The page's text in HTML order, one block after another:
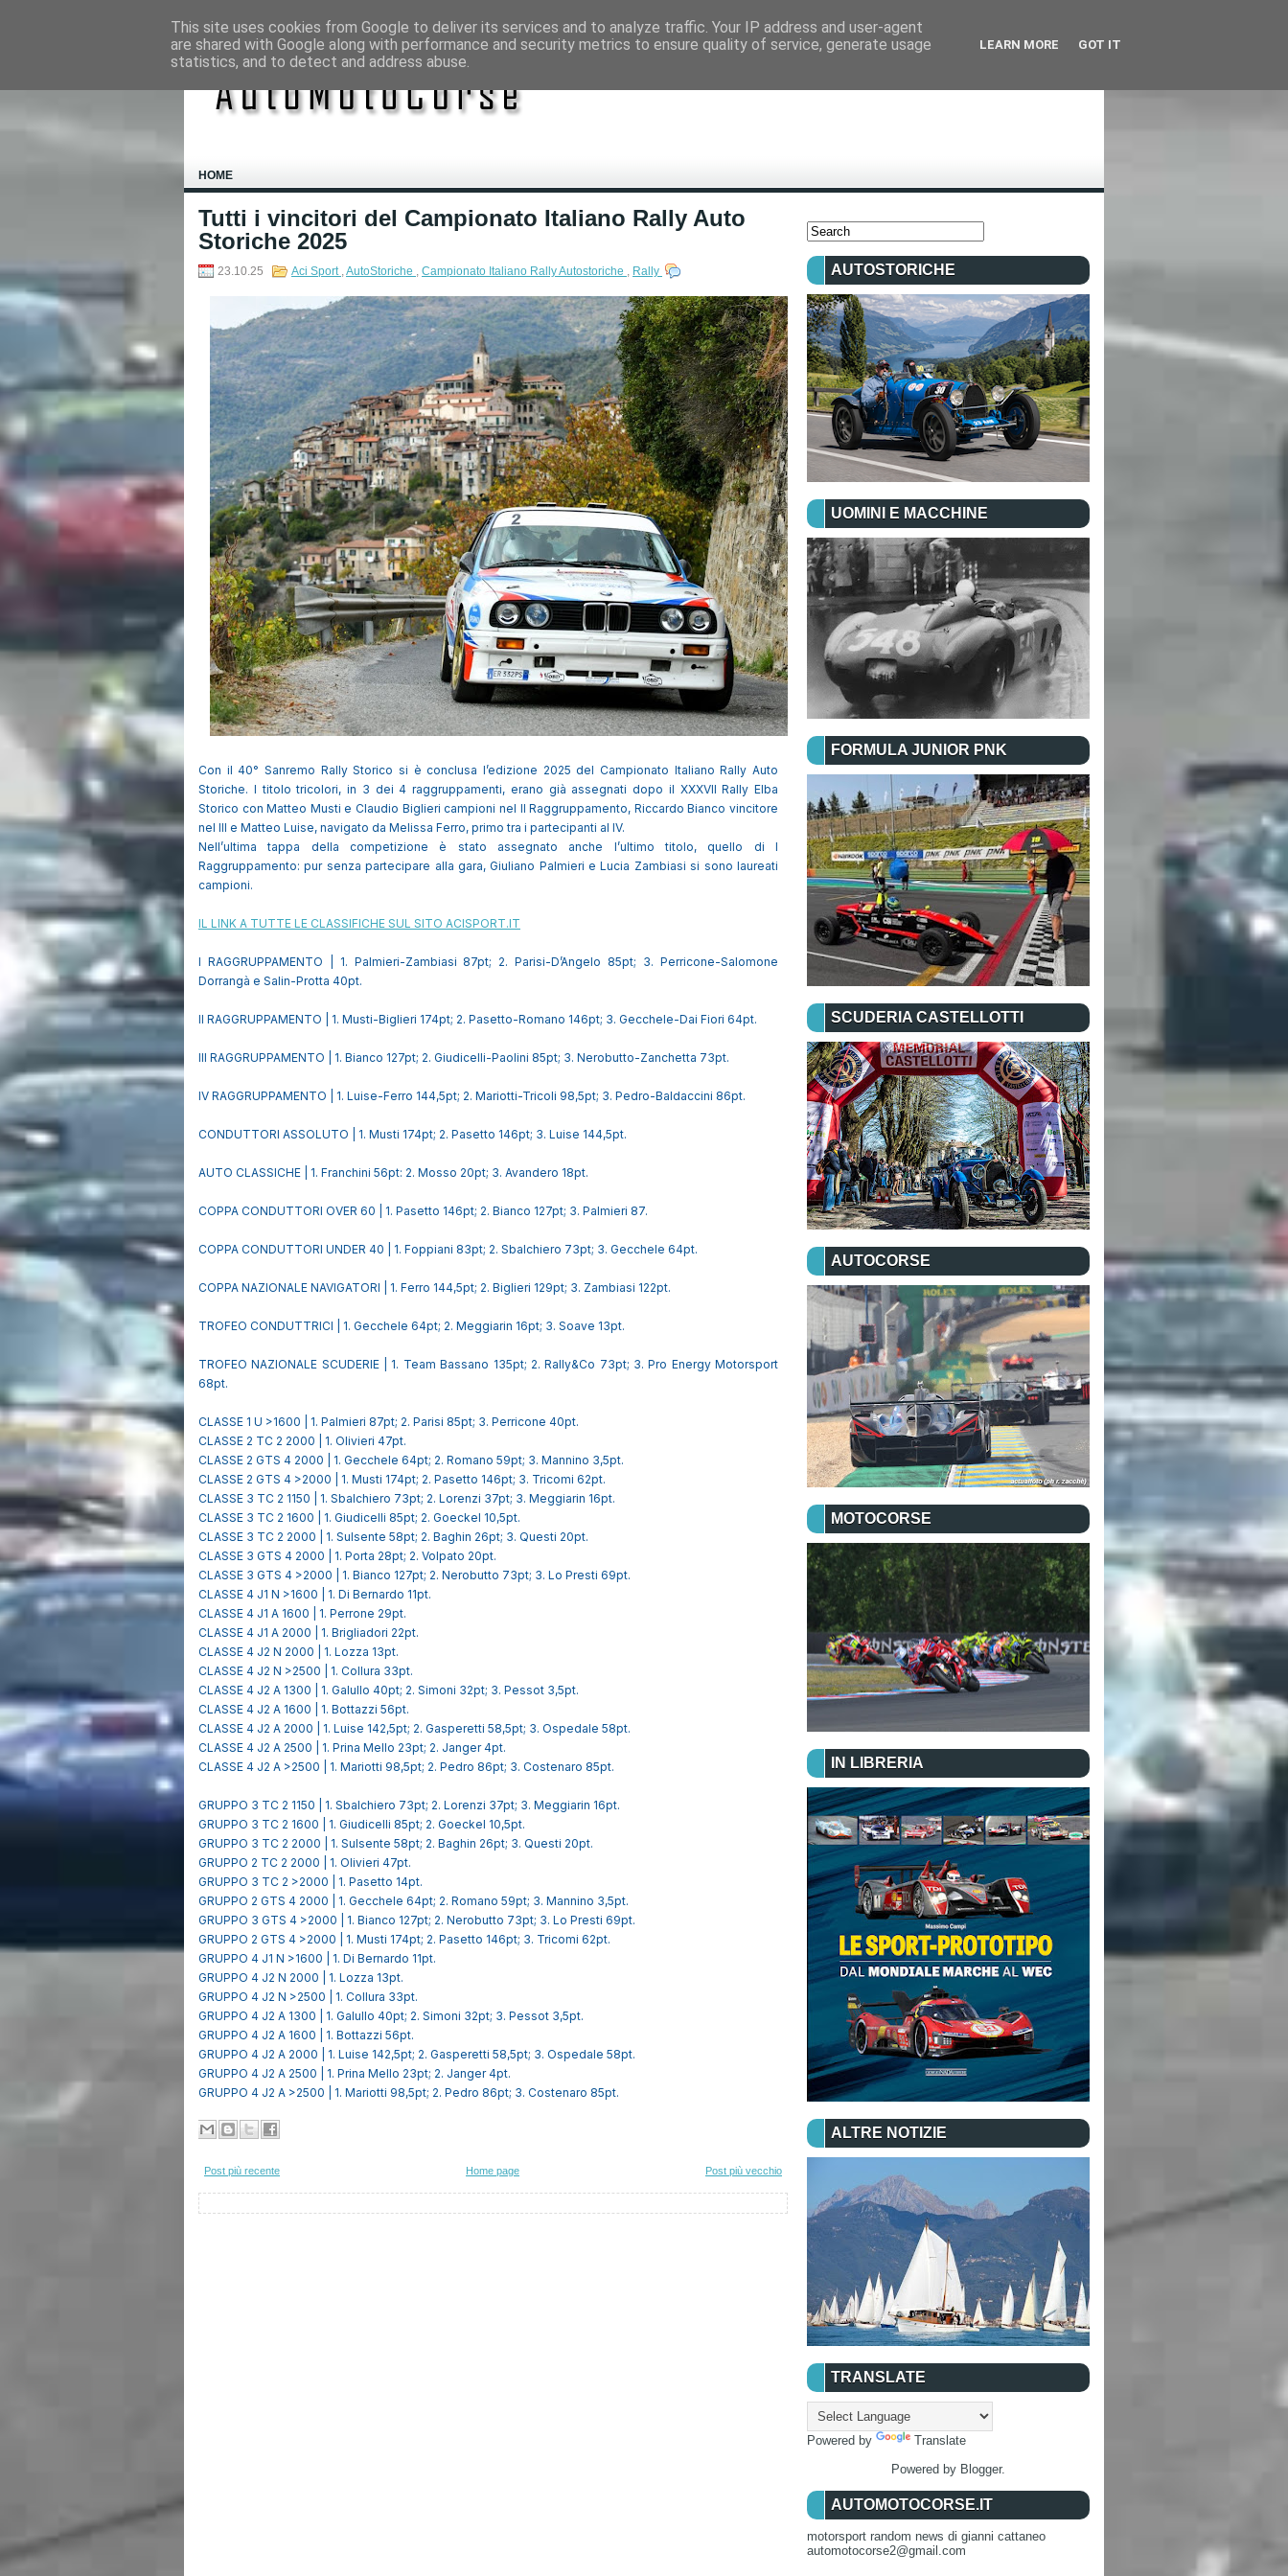
HOME
Tutti i vincitori del Campionato Italiano Rally Auto
Storiche 2025
23.10.25 Aci Sport ,AutoStoriche , Campionato Italiano Rally Autostoriche , Rally
Con il 40° Sanremo Rally Storico si è conclusa l’edizione 2025 del Campionato Italiano Rally Auto
Storiche. I titolo tricolori, in 3 dei 4 raggruppamenti, erano già assegnati dopo il XXXVII Rally Elba
Storico con Matteo Musti e Claudio Biglieri campioni nel II Raggruppamento, Riccardo Bianco vincitore
nel III e Matteo Luise, navigato da Melissa Ferro, primo tra i partecipanti al IV.
Nell’ultima tappa della competizione è stato assegnato anche l’ultimo titolo, quello di I
Raggruppamento: pur senza partecipare alla gara, Giuliano Palmieri e Lucia Zambiasi si sono laureati
campioni.
IL LINK A TUTTE LE CLASSIFICHE SUL SITO ACISPORT.IT
I RAGGRUPPAMENTO | 1. Palmieri-Zambiasi 87pt; 2. Parisi-D’Angelo 85pt; 3. Perricone-Salomone
Dorrangà e Salin-Protta 40pt.
II RAGGRUPPAMENTO | 1. Musti-Biglieri 174pt; 2. Pasetto-Romano 146pt; 3. Gecchele-Dai Fiori 64pt.
III RAGGRUPPAMENTO | 1. Bianco 127pt; 2. Giudicelli-Paolini 85pt; 3. Nerobutto-Zanchetta 73pt.
IV RAGGRUPPAMENTO | 1. Luise-Ferro 144,5pt; 2. Mariotti-Tricoli 98,5pt; 3. Pedro-Baldaccini 86pt.
CONDUTTORI ASSOLUTO | 1. Musti 174pt; 2. Pasetto 146pt; 3. Luise 144,5pt.
AUTO CLASSICHE | 1. Franchini 56pt: 2. Mosso 20pt; 3. Avandero 18pt.
COPPA CONDUTTORI OVER 60 | 1. Pasetto 146pt; 2. Bianco 127pt; 3. Palmieri 87.
COPPA CONDUTTORI UNDER 40 | 1. Foppiani 83pt; 2. Sbalchiero 73pt; 3. Gecchele 64pt.
COPPA NAZIONALE NAVIGATORI | 1. Ferro 144,5pt; 2. Biglieri 129pt; 3. Zambiasi 122pt.
TROFEO CONDUTTRICI | 1. Gecchele 64pt; 2. Meggiarin 16pt; 3. Soave 13pt.
TROFEO NAZIONALE SCUDERIE | 1. Team Bassano 135pt; 2. Rally&Co 73pt; 3. Pro Energy Motorsport
68pt.
CLASSE 1 U >1600 | 1. Palmieri 87pt; 2. Parisi 85pt; 3. Perricone 40pt.
CLASSE 2 TC 2 2000 | 1. Olivieri 47pt.
CLASSE 2 GTS 4 2000 | 1. Gecchele 64pt; 2. Romano 59pt; 3. Mannino 3,5pt.
CLASSE 2 GTS 4 >2000 | 1. Musti 174pt; 2. Pasetto 146pt; 3. Tricomi 62pt.
CLASSE 3 TC 2 1150 | 1. Sbalchiero 73pt; 2. Lorenzi 37pt; 3. Meggiarin 16pt.
CLASSE 3 TC 2 1600 | 1. Giudicelli 85pt; 2. Goeckel 10,5pt.
CLASSE 3 TC 2 2000 | 1. Sulsente 58pt; 2. Baghin 26pt; 3. Questi 20pt.
CLASSE 3 GTS 4 2000 | 1. Porta 28pt; 2. Volpato 20pt.
CLASSE 3 GTS 4 >2000 | 1. Bianco 127pt; 2. Nerobutto 73pt; 3. Lo Presti 69pt.
CLASSE 4 J1 N >1600 | 1. Di Bernardo 11pt.
CLASSE 4 J1 A 1600 | 1. Perrone 29pt.
CLASSE 4 J1 A 2000 | 1. Brigliadori 22pt.
CLASSE 4 J2 N 2000 | 1. Lozza 13pt.
CLASSE 4 J2 N >2500 | 1. Collura 33pt.
CLASSE 4 J2 A 1300 | 1. Galullo 40pt; 2. Simoni 32pt; 3. Pessot 3,5pt.
CLASSE 4 J2 A 1600 | 1. Bottazzi 56pt.
CLASSE 4 J2 A 2000 | 1. Luise 142,5pt; 2. Gasperetti 58,5pt; 3. Ospedale 58pt.
CLASSE 4 J2 A 2500 | 1. Prina Mello 23pt; 2. Janger 4pt.
CLASSE 4 J2 A >2500 | 1. Mariotti 98,5pt; 2. Pedro 86pt; 3. Costenaro 85pt.
GRUPPO 3 TC 2 1150 | 1. Sbalchiero 73pt; 2. Lorenzi 37pt; 3. Meggiarin 16pt.
GRUPPO 3 TC 2 1600 | 1. Giudicelli 85pt; 2. Goeckel 10,5pt.
GRUPPO 3 TC 2 2000 | 1. Sulsente 58pt; 2. Baghin 26pt; 3. Questi 20pt.
GRUPPO 2 TC 2 2000 | 1. Olivieri 47pt.
GRUPPO 3 TC 2 >2000 | 1. Pasetto 14pt.
GRUPPO 2 GTS 4 2000 | 1. Gecchele 64pt; 2. Romano 59pt; 3. Mannino 3,5pt.
GRUPPO 3 GTS 4 >2000 | 1. Bianco 127pt; 2. Nerobutto 73pt; 3. Lo Presti 69pt.
GRUPPO 2 GTS 4 >2000 | 1. Musti 174pt; 2. Pasetto 146pt; 3. Tricomi 62pt.
GRUPPO 4 J1 N >1600 | 1. Di Bernardo 11pt.
GRUPPO 4 J2 N 2000 | 1. Lozza 13pt.
GRUPPO 4 J2 N >2500 | 1. Collura 33pt.
GRUPPO 4 J2 A 1300 | 1. Galullo 40pt; 2. Simoni 32pt; 3. Pessot 3,5pt.
GRUPPO 4 J2 A 1600 | 1. Bottazzi 56pt.
GRUPPO 4 J2 A 2000 | 1. Luise 142,5pt; 2. Gasperetti 58,5pt; 3. Ospedale 58pt.
GRUPPO 4 J2 A 2500 | 1. Prina Mello 23pt; 2. Janger 4pt.
GRUPPO 4 J2 A >2500 | 1. Mariotti 98,5pt; 2. Pedro 86pt; 3. Costenaro 85pt.
Post più recente Post più vecchio
Home page
AUTOSTORICHE
UOMINI E MACCHINE
FORMULA JUNIOR PNK
SCUDERIA CASTELLOTTI
AUTOCORSE
MOTOCORSE
IN LIBRERIA
ALTRE NOTIZIE
TRANSLATE
Powered by
Translate
Powered by Blogger.
AUTOMOTOCORSE.IT
motorsport random news di gianni cattaneo
automotocorse2@gmail.com
This site uses cookies from Google to deliver its services and to analyze traffic. Your IP address and user-agent
are shared with Google along with performance and security metrics to ensure quality of service, generate usage
statistics, and to detect and address abuse.
LEARN MORE GOT IT